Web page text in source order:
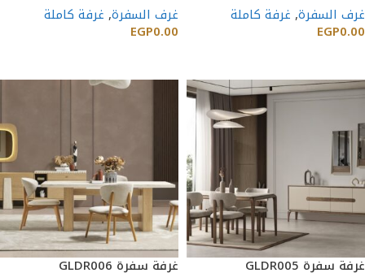
غرف السفرة, غرفة كاملة
EGP0.00
غرف السفرة, غرفة كاملة
EGP0.00
غرفة سفرة GLDR005 غرفة سفرة GLDR006